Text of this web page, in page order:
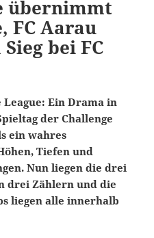
übernimmt
FC Aarau
bei FC
League: Ein Drama in
der Challenge
ein wahres
Tiefen und
Nun liegen die drei
drei Zählern und die
liegen alle innerhalb